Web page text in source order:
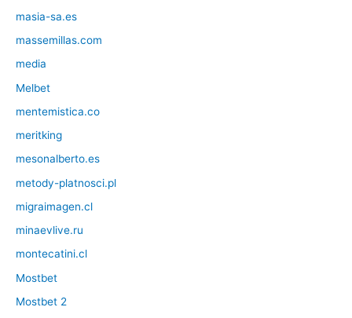
masia-sa.es
massemillas.com
media
Melbet
mentemistica.co
meritking
mesonalberto.es
metody-platnosci.pl
migraimagen.cl
minaevlive.ru
montecatini.cl
Mostbet
Mostbet 2